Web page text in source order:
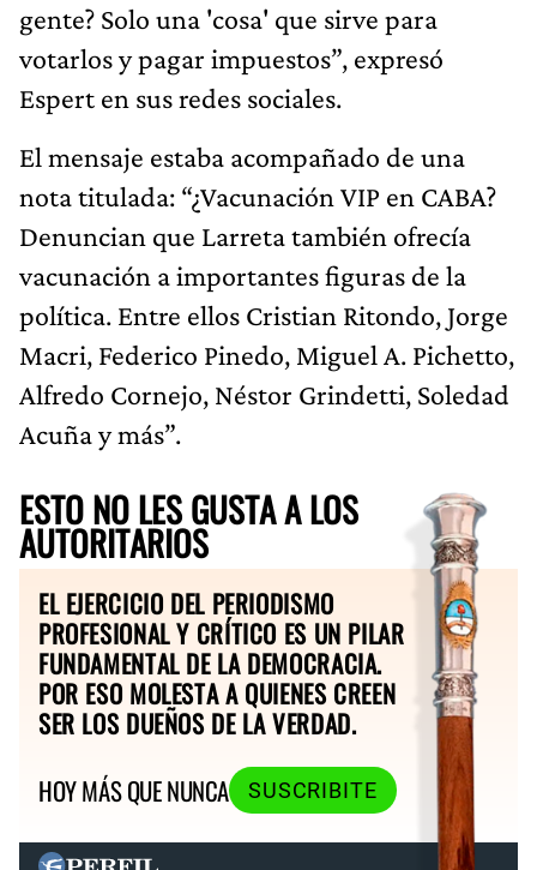
gente? Solo una 'cosa' que sirve para
votarlos y pagar impuestos”, expresó
Espert en sus redes sociales.
El mensaje estaba acompañado de una
nota titulada: “¿Vacunación VIP en CABA?
Denuncian que Larreta también ofrecía
vacunación a importantes figuras de la
política. Entre ellos Cristian Ritondo, Jorge
Macri, Federico Pinedo, Miguel A. Pichetto,
Alfredo Cornejo, Néstor Grindetti, Soledad
Acuña y más”.
ESTO NO LES GUSTA A LOS
AUTORITARIOS
EL EJERCICIO DEL PERIODISMO
PROFESIONAL Y CRÍTICO ES UN PILAR
FUNDAMENTAL DE LA DEMOCRACIA.
POR ESO MOLESTA A QUIENES CREEN
SER LOS DUEÑOS DE LA VERDAD.
HOY MÁS QUE NUNCA
SUSCRIBITE